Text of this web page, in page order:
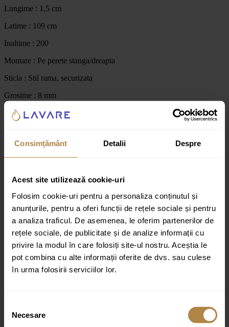
Consimțământ Detalii Despre
Acest site utilizează cookie-uri
Folosim cookie-uri pentru a personaliza conținutul și
anunțurile, pentru a oferi funcții de rețele sociale și pentru
a analiza traficul. De asemenea, le oferim partenerilor de
rețele sociale, de publicitate și de analize informații cu
privire la modul în care folosiți site-ul nostru. Aceștia le
pot combina cu alte informații oferite de dvs. sau culese
în urma folosirii serviciilor lor.
consimțământului
Necesare
Lungime : 1,5 cm
Latime : 109 cm
Inaltime : 200
Montare : Pe perete stanga/dreapta
Sticla : Stil rama, securizata
Grosime : 8 mm
Recenzii
Recenzii
Nu există recenzii până acum.
Fii primul care scrii o recenzie pentru „Cabina de dus din sticla
WALK-IN, profil negru 110 x 200”
Adresa ta de email nu va fi publicată. Câmpurile obligatorii sunt
marcate cu*
Evaluarea ta